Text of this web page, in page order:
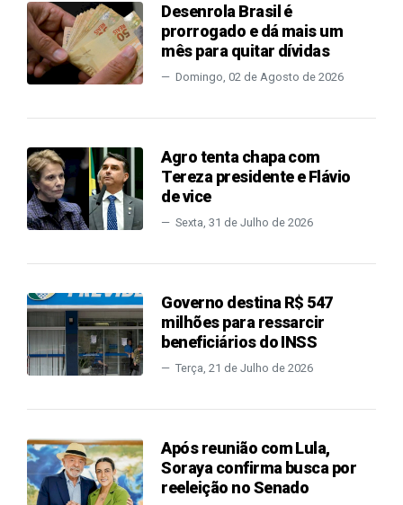
Desenrola Brasil é
prorrogado e dá mais um
mês para quitar dívidas
Domingo, 02 de Agosto de 2026
Agro tenta chapa com
Tereza presidente e Flávio
de vice
Sexta, 31 de Julho de 2026
Governo destina R$ 547
milhões para ressarcir
beneficiários do INSS
Terça, 21 de Julho de 2026
Após reunião com Lula,
Soraya confirma busca por
reeleição no Senado